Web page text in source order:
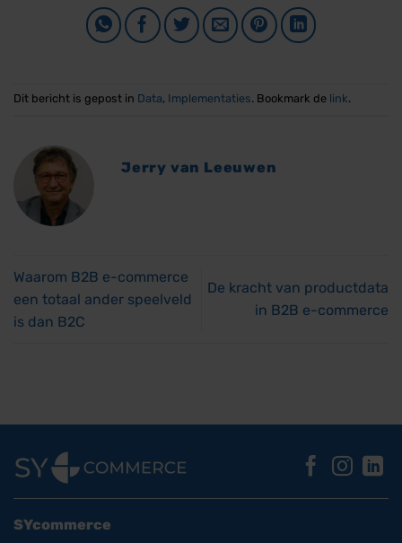
Dit bericht is gepost in Data, Implementaties. Bookmark de link.
Jerry van Leeuwen
Waarom B2B e-commerce
een totaal ander speelveld
is dan B2C
De kracht van productdata
in B2B e-commerce
SYcommerce